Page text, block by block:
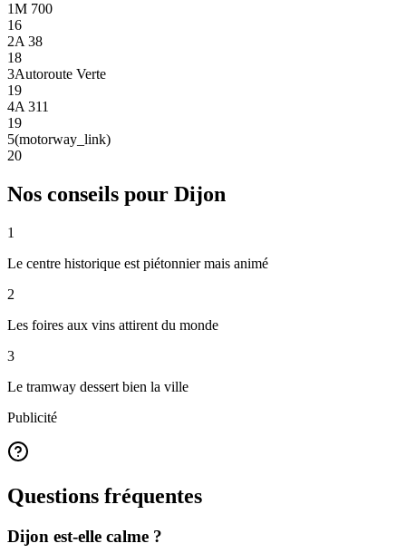
1M 700
16
2A 38
18
3Autoroute Verte
19
4A 311
19
5(motorway_link)
20
Nos conseils pour Dijon
1
Le centre historique est piétonnier mais animé
2
Les foires aux vins attirent du monde
3
Le tramway dessert bien la ville
Publicité
Questions fréquentes
Dijon est-elle calme ?